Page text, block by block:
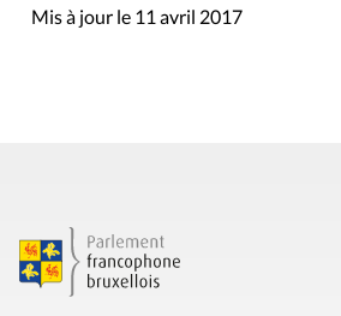
Mis à jour le 11 avril 2017